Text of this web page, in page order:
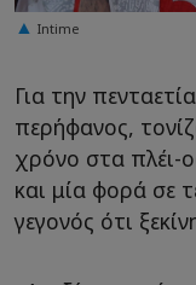
Intime
Για την
περήφανος,
χρόνο στα πλέι-
και μία φορά σε
γεγονός ότι